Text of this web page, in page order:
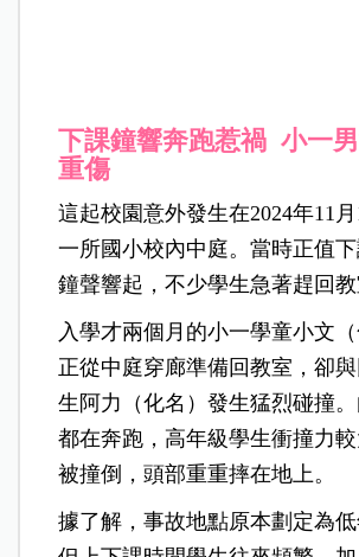
下課鐘響奔跑惹禍 小一
重傷
這起校園意外發生在2024年11
一所國小校內中庭。當時正值
鐘聲響起，不少學生急著趕回教
入學才兩個月的小一學童小文
正從中庭穿廊準備回教室，卻
生阿力（化名）發生猛烈碰撞
都在奔跑，高年級學生衝撞力
被撞倒，頭部重重摔在地上。
據了解，事故地點原本劃定為低